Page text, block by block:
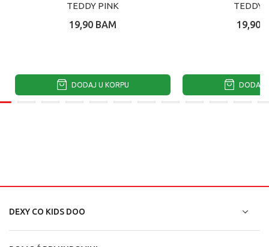
TEDDY PINK
19,90 BAM
DODAJ U KORPU
TEDDY
19,90
DODAJ
DEXY CO KIDS DOO